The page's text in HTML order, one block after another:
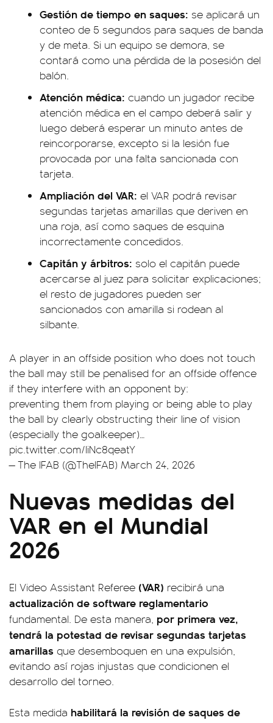
Gestión de tiempo en saques: se aplicará un
conteo de 5 segundos para saques de banda
y de meta. Si un equipo se demora, se
contará como una pérdida de la posesión del
balón.
Atención médica: cuando un jugador recibe
atención médica en el campo deberá salir y
luego deberá esperar un minuto antes de
reincorporarse, excepto si la lesión fue
provocada por una falta sancionada con
tarjeta.
Ampliación del VAR: el VAR podrá revisar
segundas tarjetas amarillas que deriven en
una roja, así como saques de esquina
incorrectamente concedidos.
Capitán y árbitros: solo el capitán puede
acercarse al juez para solicitar explicaciones;
el resto de jugadores pueden ser
sancionados con amarilla si rodean al
silbante.
A player in an offside position who does not touch
the ball may still be penalised for an offside offence
if they interfere with an opponent by:
preventing them from playing or being able to play
the ball by clearly obstructing their line of vision
(especially the goalkeeper)…
pic.twitter.com/IiNc8qeatY
— The IFAB (@TheIFAB) March 24, 2026
Nuevas medidas del
VAR en el Mundial
2026
El Video Assistant Referee (VAR) recibirá una
actualización de software reglamentario
fundamental. De esta manera, por primera vez,
tendrá la potestad de revisar segundas tarjetas
amarillas que desemboquen en una expulsión,
evitando así rojas injustas que condicionen el
desarrollo del torneo.
Esta medida habilitará la revisión de saques de